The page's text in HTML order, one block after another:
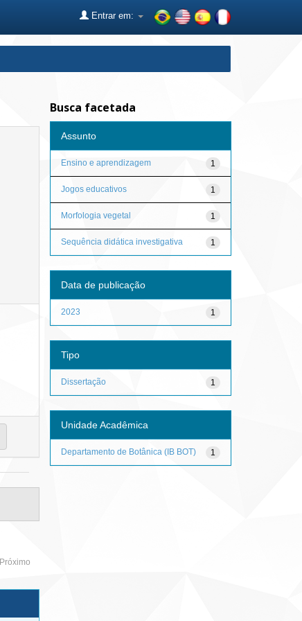
Entrar em:
Próximo
Busca facetada
Assunto
1
Ensino e aprendizagem
1
Jogos educativos
1
Morfologia vegetal
1
Sequência didática investigativa
Data de publicação
1
2023
Tipo
1
Dissertação
Unidade Acadêmica
1
Departamento de Botânica (IB BOT)